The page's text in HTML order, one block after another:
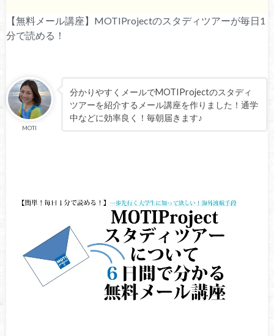
【無料メール講座】MOTIProjectのスタディツアーが毎日1
分で読める！
MOTI
分かりやすくメールでMOTIProjectのスタディ
ツアーを紹介するメール講座を作りました！通学
中などに効率良く！毎朝届きます♪